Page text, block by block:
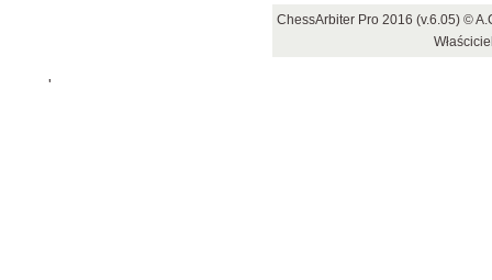
ChessArbiter Pro 2016 (v.6.05) ©
'